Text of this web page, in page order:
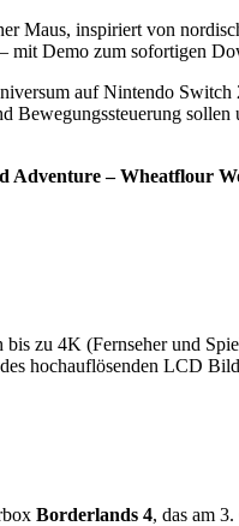
Maus, inspiriert von
mit Demo zum sofortigen
auf Nintendo
Bewegungssteuerung sollen
Adventure – Wheatflour
zu 4K (Fernseher und
hochauflösenden LCD
Borderlands 4, das am